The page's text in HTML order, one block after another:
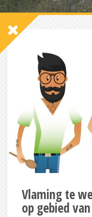
Vlaming te
op gebied